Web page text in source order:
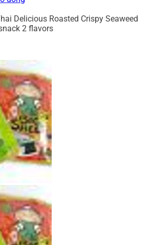
Delicious Roasted Crispy Seaweed
2 flavors